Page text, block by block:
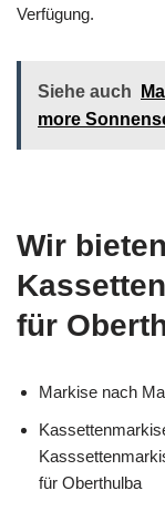
Verfügung.
Siehe auch
more
Wir
für
Markise nach
für Oberthulba